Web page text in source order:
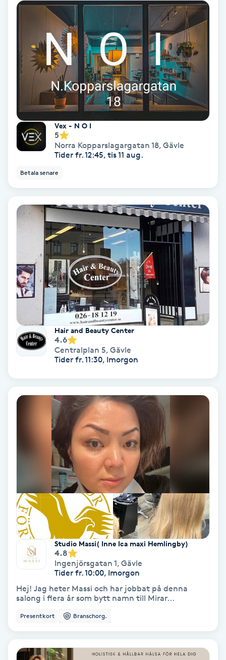
Paraffinbehandling
Pedikyr
Pensionärklippning
Permanent
Permanent hårborttagning
Permanent ögonbrynsmakeup
Personlig tränare
Picolaser
Piercing
Pigmentbehandling
Pigmentfläckar
Powder brows
PRP (Platelet Rich Plasma)
Psoriasis
Vex - N O I
5
Norra Kopparslagargatan 18, Gävle
Tider fr. 12:45, tis 11 aug.
Betala senare
Hair and Beauty Center
4.6
Centralplan 5, Gävle
Tider fr. 11:30, Imorgon
Studio Massi( Inne Ica maxi Hemlingby)
4.8
Ingenjörsgatan 1, Gävle
Tider fr. 10:00, Imorgon
Hej! Jag heter Massi och har jobbat på denna
salong i flera år som bytt namn till Mirar...
Presentkort Branschorg.